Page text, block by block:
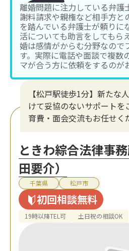
離婚問題に注力している弁護
謝料請求や親権など相手方と
を踏んでいる弁護士が頼りに
活についても助言をしてもら
婚は感情がからむ分野なので
す。実際に電話や面談で複数
マが合う方に依頼をするのが
【松戸駅徒歩1分】新たな
けて妥協のないサポートを
育費・面会交流もお任せく
ときわ綜合法律事
田要介）
千葉県 松戸市
初回相談無料
19時以降TEL可 土日祝の相談OK